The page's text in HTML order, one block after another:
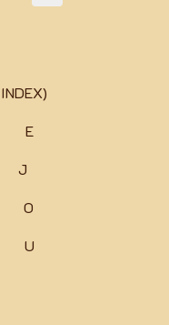
E
J
O
U